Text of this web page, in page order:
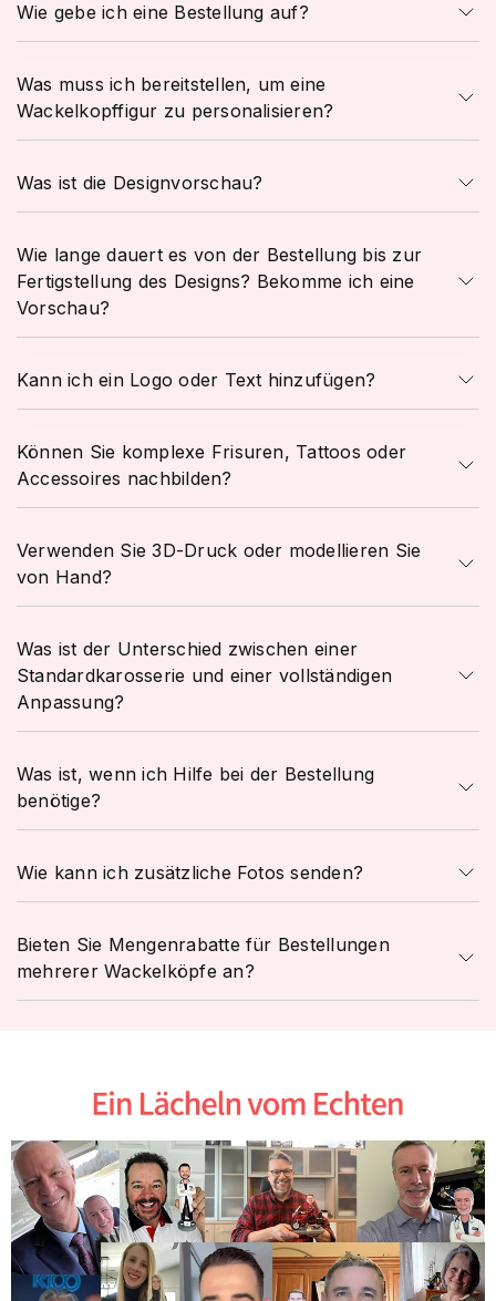
Wie gebe ich eine Bestellung auf?
Was muss ich bereitstellen, um eine
Wackelkopffigur zu personalisieren?
Was ist die Designvorschau?
Wie lange dauert es von der Bestellung bis zur
Fertigstellung des Designs? Bekomme ich eine
Vorschau?
Kann ich ein Logo oder Text hinzufügen?
Können Sie komplexe Frisuren, Tattoos oder
Accessoires nachbilden?
Verwenden Sie 3D-Druck oder modellieren Sie
von Hand?
Was ist der Unterschied zwischen einer
Standardkarosserie und einer vollständigen
Anpassung?
Was ist, wenn ich Hilfe bei der Bestellung
benötige?
Wie kann ich zusätzliche Fotos senden?
Bieten Sie Mengenrabatte für Bestellungen
mehrerer Wackelköpfe an?